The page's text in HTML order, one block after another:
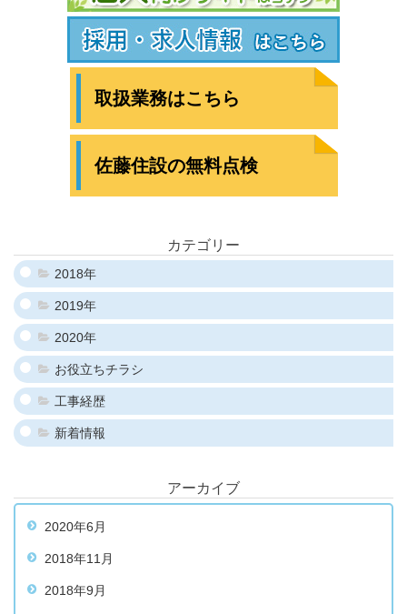
取扱業務はこちら
佐藤住設の無料点検
カテゴリー
2018年
2019年
2020年
お役立ちチラシ
工事経歴
新着情報
アーカイブ
2020年6月
2018年11月
2018年9月